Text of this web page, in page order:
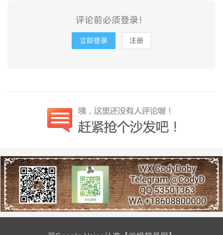
评论前必须登录！
立即登录 注册